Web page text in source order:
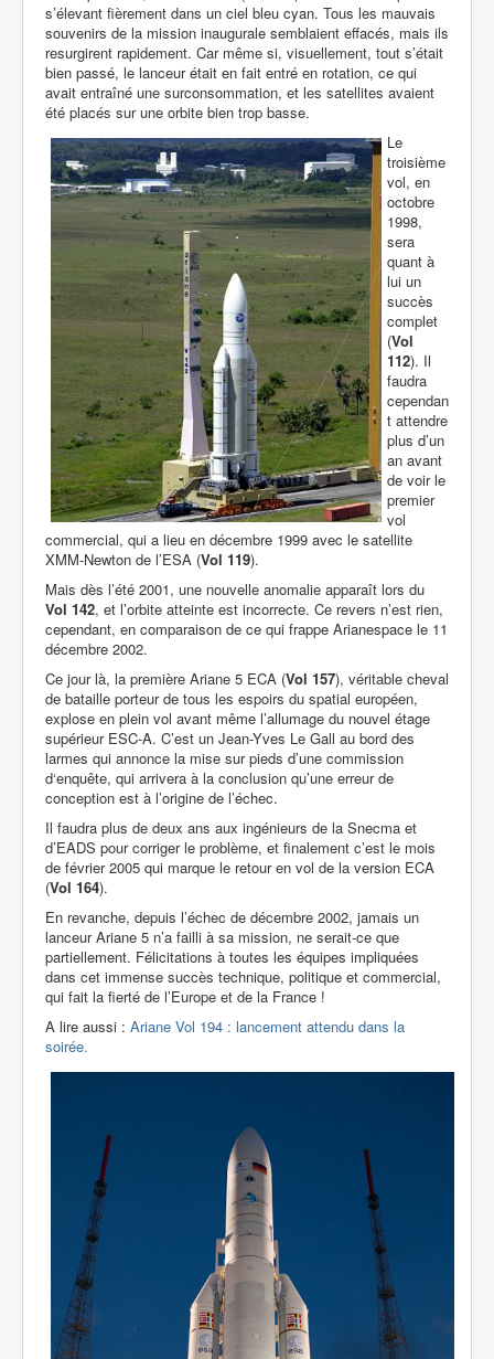
s’élevant fièrement dans un ciel bleu cyan. Tous les mauvais
souvenirs de la mission inaugurale semblaient effacés, mais ils
resurgirent rapidement. Car même si, visuellement, tout s’était
bien passé, le lanceur était en fait entré en rotation, ce qui
avait entraîné une surconsommation, et les satellites avaient
été placés sur une orbite bien trop basse.
Le
troisième
vol, en
octobre
1998,
sera
quant à
lui un
succès
complet
(Vol
112). Il
faudra
cependan
t attendre
plus d’un
an avant
de voir le
premier
vol
commercial, qui a lieu en décembre 1999 avec le satellite
XMM-Newton de l’ESA (Vol 119).
Mais dès l’été 2001, une nouvelle anomalie apparaît lors du
Vol 142, et l’orbite atteinte est incorrecte. Ce revers n’est rien,
cependant, en comparaison de ce qui frappe Arianespace le 11
décembre 2002.
Ce jour là, la première Ariane 5 ECA (Vol 157), véritable cheval
de bataille porteur de tous les espoirs du spatial européen,
explose en plein vol avant même l’allumage du nouvel étage
supérieur ESC-A. C’est un Jean-Yves Le Gall au bord des
larmes qui annonce la mise sur pieds d’une commission
d‘enquête, qui arrivera à la conclusion qu’une erreur de
conception est à l’origine de l’échec.
Il faudra plus de deux ans aux ingénieurs de la Snecma et
d’EADS pour corriger le problème, et finalement c’est le mois
de février 2005 qui marque le retour en vol de la version ECA
(Vol 164).
En revanche, depuis l’échec de décembre 2002, jamais un
lanceur Ariane 5 n’a failli à sa mission, ne serait-ce que
partiellement. Félicitations à toutes les équipes impliquées
dans cet immense succès technique, politique et commercial,
qui fait la fierté de l’Europe et de la France !
A lire aussi : Ariane Vol 194 : lancement attendu dans la
soirée.